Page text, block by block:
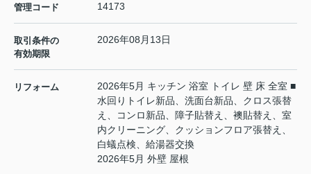
管理コード 14173
取引条件の
有効期限
2026年08月13日
リフォーム
2026年5月 キッチン 浴室 トイレ 壁 床 全室 ■
水回りトイレ新品、洗面台新品、クロス張替
え、コンロ新品、障子貼替え、襖貼替え、室
内クリーニング、クッションフロア張替え、
白蟻点検、給湯器交換
2026年5月 外壁 屋根